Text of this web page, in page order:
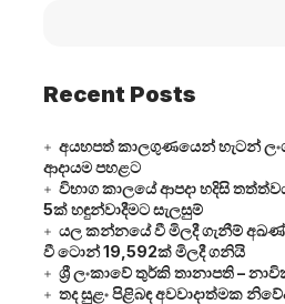
Recent Posts
අයහපත් කාලගුණයෙන් හැටන්
ආදායම පහළට
විභාග කාලයේ ආපදා හදිසි
5ක් හඳුන්වාදීමට සැලසුම්
යල කන්නයේ වී මිලදී ගැනීම්
වී ටොන් 19,592ක් මිලදී ගනියි
ශ්‍රී ලංකාවේ තුර්කි තානාපති –
තද සුළං පිළිබඳ අවවාදාත්මක